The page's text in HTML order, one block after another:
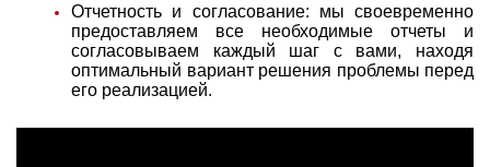
Отчетность и согласование: мы своевременно
предоставляем все необходимые отчеты и
согласовываем каждый шаг с вами, находя
оптимальный вариант решения проблемы перед
его реализацией.